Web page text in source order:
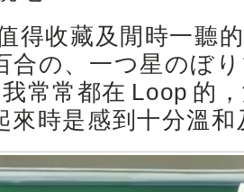
得收藏及閒時一聽
合の、一つ星のぼ
常常都在 Loop 的
來時是感到十分溫